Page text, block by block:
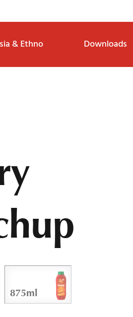
& Ethno Downloads
875ml